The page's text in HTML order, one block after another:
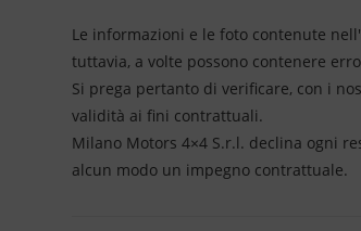
Le informazioni e le foto contenute
tuttavia, a volte possono contenere
Si prega pertanto di verificare, con i
validità ai fini contrattuali.
Milano Motors 4×4 S.r.l. declina ogni
alcun modo un impegno contrattuale.